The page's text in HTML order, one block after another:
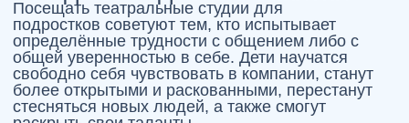
Такжезанятия в театральных
студияхпомогут развить такие
навыки:
Фантазия и импровизация;
Дикция и культура речи;
Индивидуальность и независимость;
Коммуникабельность в знакомствах и
общении;
Творческое начало.